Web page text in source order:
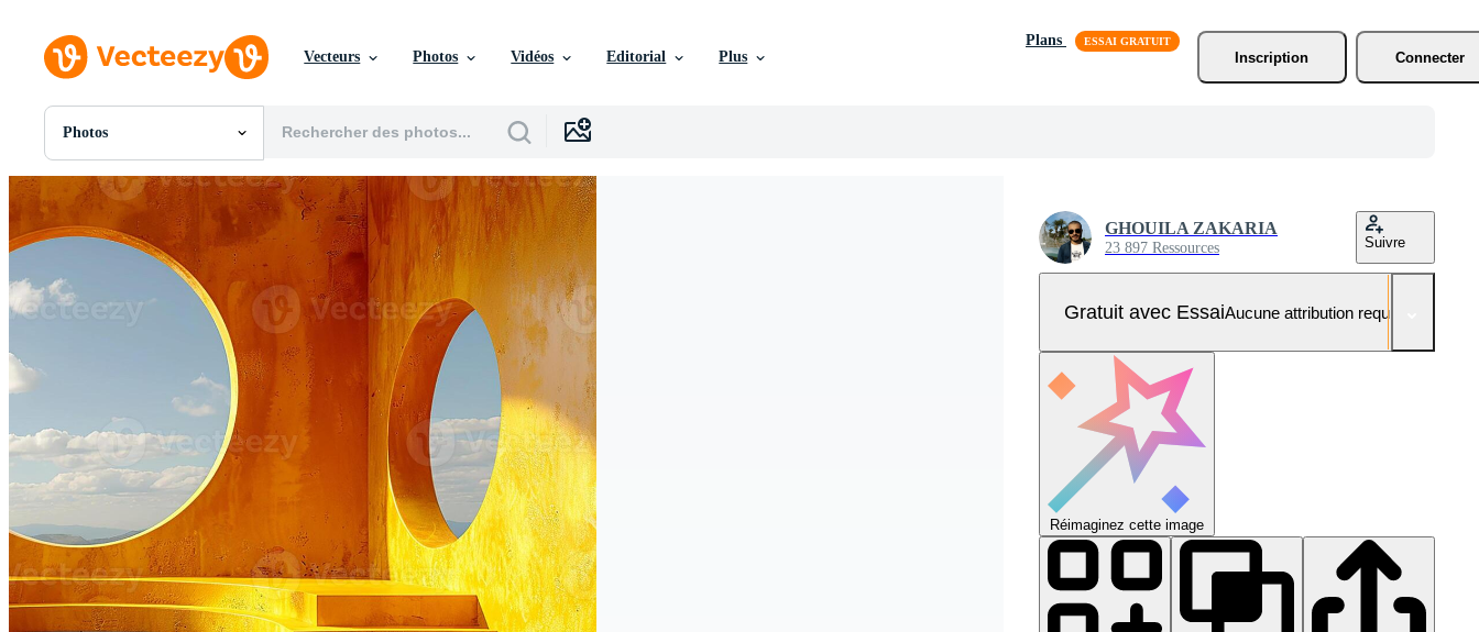
Vecteurs Photos Vidéos Editorial Plus
Plans
Inscription
Connecter
Photos
Toutes Images
Photos
PSDs
Événements Éditoriaux
GHOUILA ZAKARIA
23 897 Ressources Suivre
Gratuit avec EssaiAucune attribution requise
Réimaginez cette image